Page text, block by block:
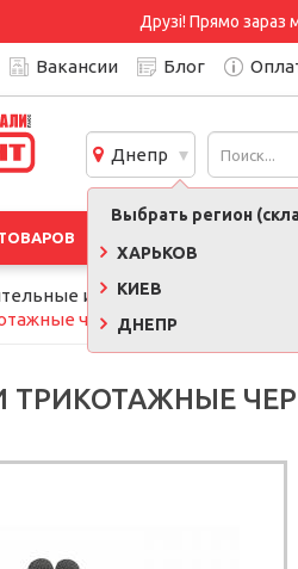
Друзі! Прямо зараз
Вакансии Блог
Днепр
Выбрать регион
ХАРЬКОВ
КИЕВ
ДНЕПР
инструменты,
черные Medium Double
ТРИКОТАЖНЫЕ